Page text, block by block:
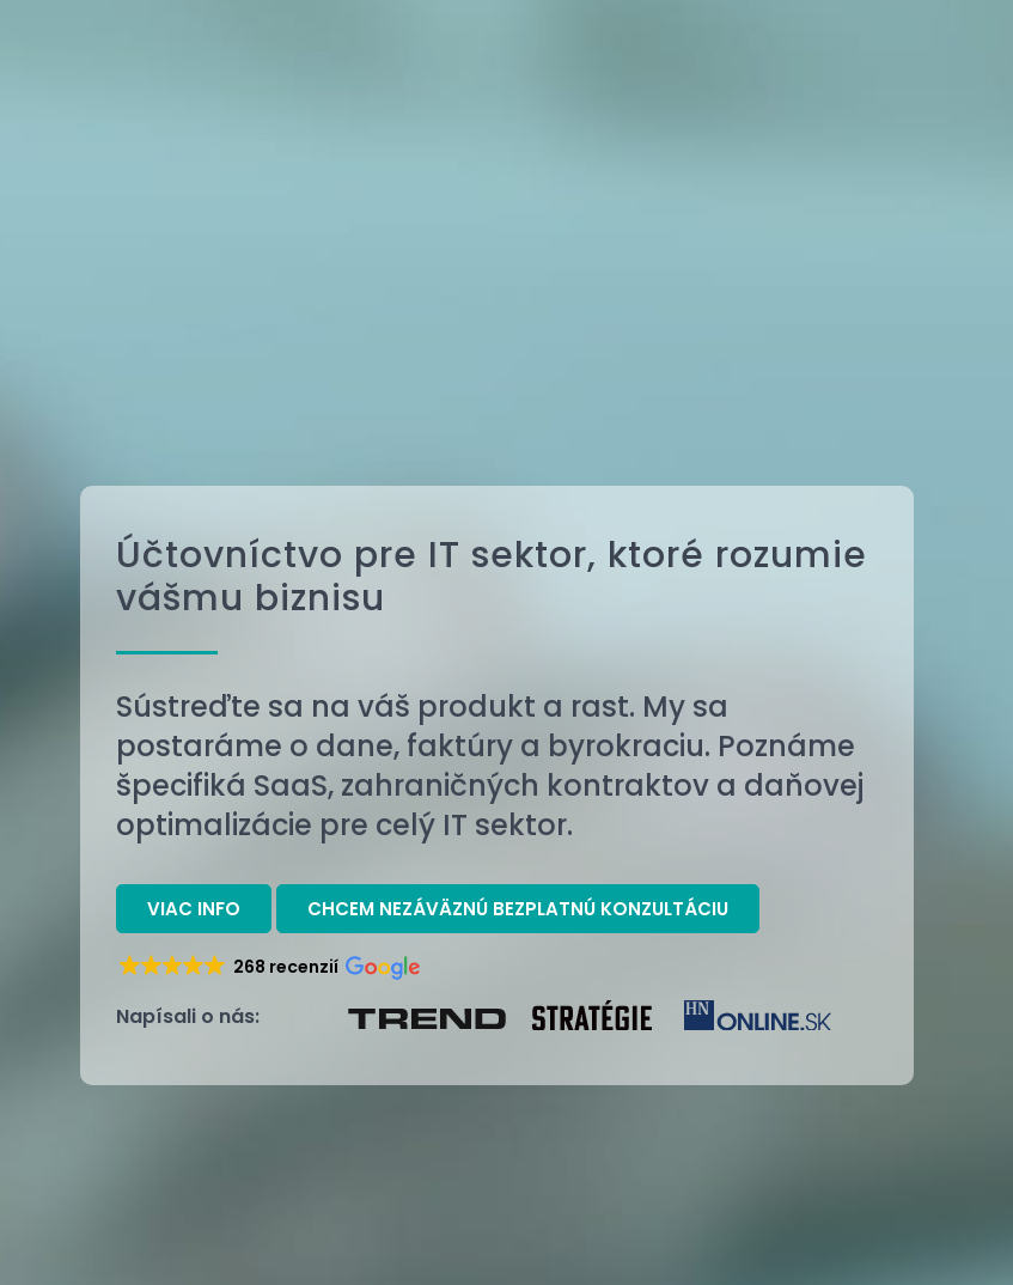
Účtovníctvo pre IT sektor, ktoré rozumie
vášmu biznisu
Sústreďte sa na váš produkt a rast. My sa
postaráme o dane, faktúry a byrokraciu. Poznáme
špecifiká SaaS, zahraničných kontraktov a daňovej
optimalizácie pre celý IT sektor.
VIAC INFO CHCEM NEZÁVÄZNÚ BEZPLATNÚ KONZULTÁCIU
268 recenzií
Napísali o nás: